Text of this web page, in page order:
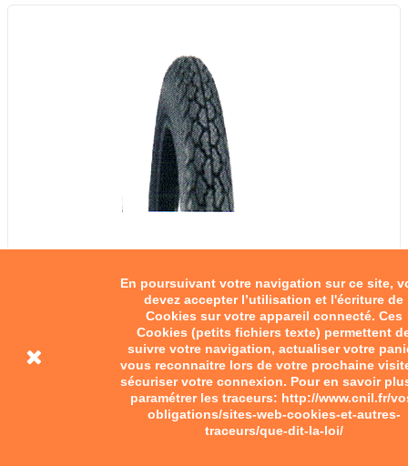
En poursuivant votre navigation sur ce site,
devez accepter l’utilisation et l'écriture de
Cookies sur votre appareil connecté. Ces
Cookies (petits fichiers texte) permettent
suivre votre navigation, actualiser votre
vous reconnaitre lors de votre prochaine
sécuriser votre connexion. Pour en savoir
paramétrer les traceurs: http://www.cnil.fr/
obligations/sites-web-cookies-et-autres-
traceurs/que-dit-la-loi/
Pneus 15"
28,00 €
Add to cart